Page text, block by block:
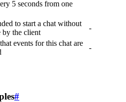
5 seconds from one
to start a chat without
by the client
-
events for this chat are
-
#